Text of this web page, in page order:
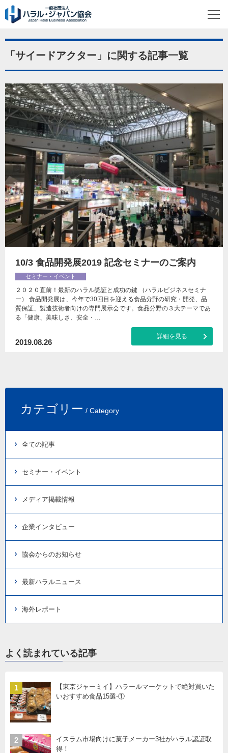
「サイードアクター」に関する記事一覧
10/3 食品開発展2019 記念セミナーのご案内
セミナー・イベント
２０２０直前！最新のハラル認証と成功の鍵 （ハラルビジネスセミナ
ー） 食品開発展は、今年で30回目を迎える食品分野の研究・開発、品
質保証、製造技術者向けの専門展示会です。食品分野の３大テーマであ
る「健康、美味しさ、安全・…
2019.08.26
詳細を見る
カテゴリー / Category
全ての記事
セミナー・イベント
メディア掲載情報
企業インタビュー
協会からのお知らせ
最新ハラルニュース
海外レポート
よく読まれている記事
1
【東京ジャーミイ】ハラールマーケットで絶対買いた
いおすすめ食品15選-①
2
イスラム市場向けに菓子メーカー3社がハラル認証取
得！